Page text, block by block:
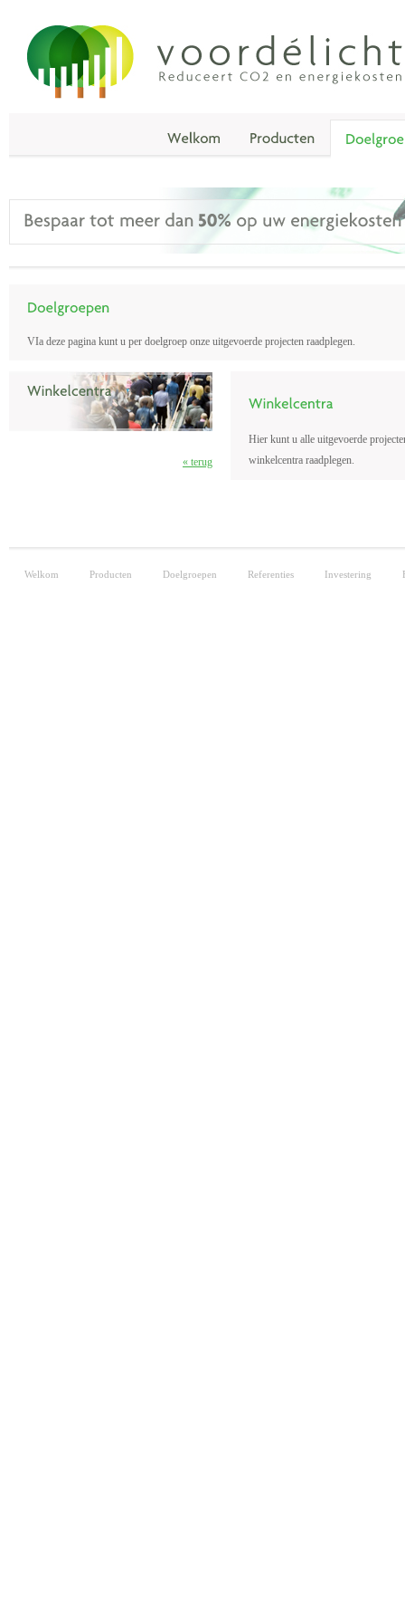
VIa deze pagina kunt u per doelgroep onze uitgevoerde projecten raadplegen.
« terug
Hier kunt u alle uitgevoerde
winkelcentra raadplegen.
Welkom Producten Doelgroepen Referenties Investering